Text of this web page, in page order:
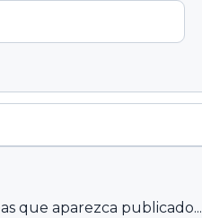
que aparezca publicado...